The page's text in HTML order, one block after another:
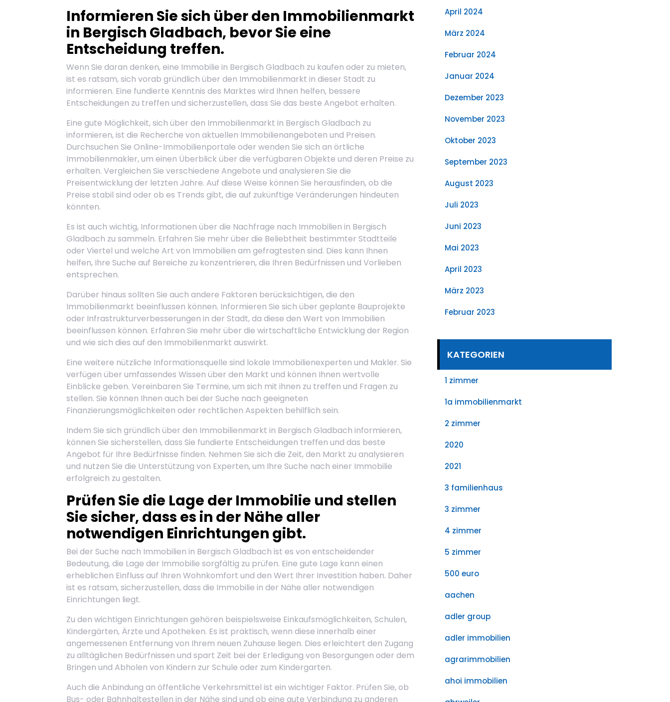
Informieren Sie sich über den Immobilienmarkt
in Bergisch Gladbach, bevor Sie eine
Entscheidung treffen.
Wenn Sie daran denken, eine Immobilie in Bergisch Gladbach zu kaufen oder zu mieten,
ist es ratsam, sich vorab gründlich über den Immobilienmarkt in dieser Stadt zu
informieren. Eine fundierte Kenntnis des Marktes wird Ihnen helfen, bessere
Entscheidungen zu treffen und sicherzustellen, dass Sie das beste Angebot erhalten.
Eine gute Möglichkeit, sich über den Immobilienmarkt in Bergisch Gladbach zu
informieren, ist die Recherche von aktuellen Immobilienangeboten und Preisen.
Durchsuchen Sie Online-Immobilienportale oder wenden Sie sich an örtliche
Immobilienmakler, um einen Überblick über die verfügbaren Objekte und deren Preise zu
erhalten. Vergleichen Sie verschiedene Angebote und analysieren Sie die
Preisentwicklung der letzten Jahre. Auf diese Weise können Sie herausfinden, ob die
Preise stabil sind oder ob es Trends gibt, die auf zukünftige Veränderungen hindeuten
könnten.
Es ist auch wichtig, Informationen über die Nachfrage nach Immobilien in Bergisch
Gladbach zu sammeln. Erfahren Sie mehr über die Beliebtheit bestimmter Stadtteile
oder Viertel und welche Art von Immobilien am gefragtesten sind. Dies kann Ihnen
helfen, Ihre Suche auf Bereiche zu konzentrieren, die Ihren Bedürfnissen und Vorlieben
entsprechen.
Darüber hinaus sollten Sie auch andere Faktoren berücksichtigen, die den
Immobilienmarkt beeinflussen können. Informieren Sie sich über geplante Bauprojekte
oder Infrastrukturverbesserungen in der Stadt, da diese den Wert von Immobilien
beeinflussen können. Erfahren Sie mehr über die wirtschaftliche Entwicklung der Region
und wie sich dies auf den Immobilienmarkt auswirkt.
Eine weitere nützliche Informationsquelle sind lokale Immobilienexperten und Makler. Sie
verfügen über umfassendes Wissen über den Markt und können Ihnen wertvolle
Einblicke geben. Vereinbaren Sie Termine, um sich mit ihnen zu treffen und Fragen zu
stellen. Sie können Ihnen auch bei der Suche nach geeigneten
Finanzierungsmöglichkeiten oder rechtlichen Aspekten behilflich sein.
Indem Sie sich gründlich über den Immobilienmarkt in Bergisch Gladbach informieren,
können Sie sicherstellen, dass Sie fundierte Entscheidungen treffen und das beste
Angebot für Ihre Bedürfnisse finden. Nehmen Sie sich die Zeit, den Markt zu analysieren
und nutzen Sie die Unterstützung von Experten, um Ihre Suche nach einer Immobilie
erfolgreich zu gestalten.
Prüfen Sie die Lage der Immobilie und stellen
Sie sicher, dass es in der Nähe aller
notwendigen Einrichtungen gibt.
Bei der Suche nach Immobilien in Bergisch Gladbach ist es von entscheidender
Bedeutung, die Lage der Immobilie sorgfältig zu prüfen. Eine gute Lage kann einen
erheblichen Einfluss auf Ihren Wohnkomfort und den Wert Ihrer Investition haben. Daher
ist es ratsam, sicherzustellen, dass die Immobilie in der Nähe aller notwendigen
Einrichtungen liegt.
Zu den wichtigen Einrichtungen gehören beispielsweise Einkaufsmöglichkeiten, Schulen,
Kindergärten, Ärzte und Apotheken. Es ist praktisch, wenn diese innerhalb einer
angemessenen Entfernung von Ihrem neuen Zuhause liegen. Dies erleichtert den Zugang
zu alltäglichen Bedürfnissen und spart Zeit bei der Erledigung von Besorgungen oder dem
Bringen und Abholen von Kindern zur Schule oder zum Kindergarten.
Auch die Anbindung an öffentliche Verkehrsmittel ist ein wichtiger Faktor. Prüfen Sie, ob
Bus- oder Bahnhaltestellen in der Nähe sind und ob eine gute Verbindung zu anderen
April 2024
März 2024
Februar 2024
Januar 2024
Dezember 2023
November 2023
Oktober 2023
September 2023
August 2023
Juli 2023
Juni 2023
Mai 2023
April 2023
März 2023
Februar 2023
KATEGORIEN
1 zimmer
1a immobilienmarkt
2 zimmer
2020
2021
3 familienhaus
3 zimmer
4 zimmer
5 zimmer
500 euro
aachen
adler group
adler immobilien
agrarimmobilien
ahoi immobilien